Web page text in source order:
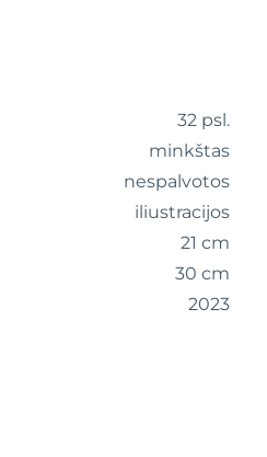
32 psl.
minkštas
nespalvotos
iliustracijos
21 cm
30 cm
2023